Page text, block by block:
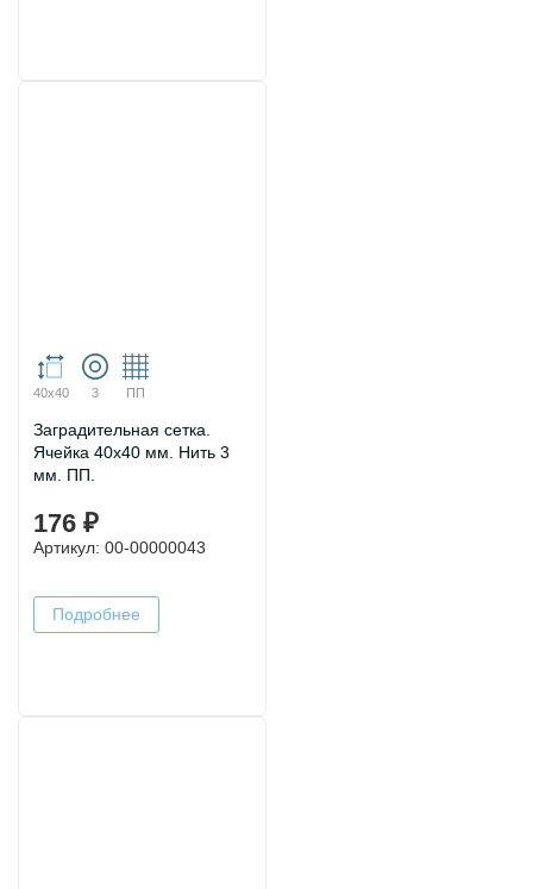
40х40 3 ПП
Заградительная сетка.
Ячейка 40х40 мм. Нить 3
мм. ПП.
176 ₽
Артикул: 00-00000043
Подробнее